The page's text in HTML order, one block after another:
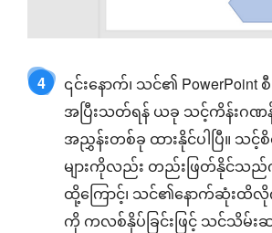
4
၎င်းနောက်၊ သင်၏ PowerPoint
အပြီးသတ်ရန် ယခု သင့်ကိန်းဂဏန်း
အညွှန်းတစ်ခု ထားနိုင်ပါပြီ။ သ
များကိုလည်း တည်းဖြတ်နိုင်သည်
ထို့ကြောင့်၊ သင်၏နောက်ဆုံးထိလို
ကို ကလစ်နှိပ်ခြင်းဖြင့် သင်သိမ်းဆ